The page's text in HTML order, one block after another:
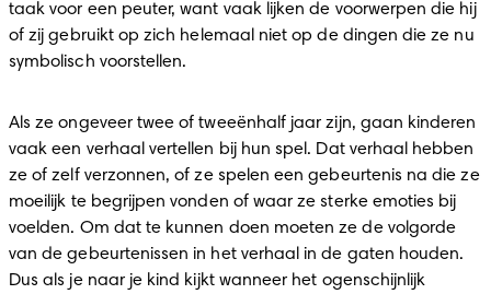
taak voor een peuter, want vaak lijken de voorwerpen die hij
of zij gebruikt op zich helemaal niet op de dingen die ze nu
symbolisch voorstellen.
Als ze ongeveer twee of tweeënhalf jaar zijn, gaan kinderen
vaak een verhaal vertellen bij hun spel. Dat verhaal hebben
ze of zelf verzonnen, of ze spelen een gebeurtenis na die ze
moeilijk te begrijpen vonden of waar ze sterke emoties bij
voelden. Om dat te kunnen doen moeten ze de volgorde
van de gebeurtenissen in het verhaal in de gaten houden.
Dus als je naar je kind kijkt wanneer het ogenschijnlijk